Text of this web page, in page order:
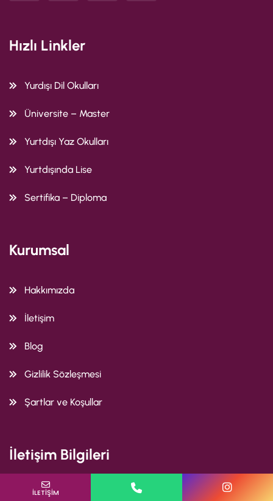
Hızlı Linkler
Yurdışı Dil Okulları
Üniversite – Master
Yurtdışı Yaz Okulları
Yurtdışında Lise
Sertifika – Diploma
Kurumsal
Hakkımızda
İletişim
Blog
Gizlilik Sözleşmesi
Şartlar ve Koşullar
İletişim Bilgileri
Kıbrıs Şehitleri Caddesi, Can Yücel Sokak No:13/4
İLETİŞİM